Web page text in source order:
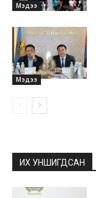
Мэдээ
Мэдээ
ИХ УНШИГДСАН